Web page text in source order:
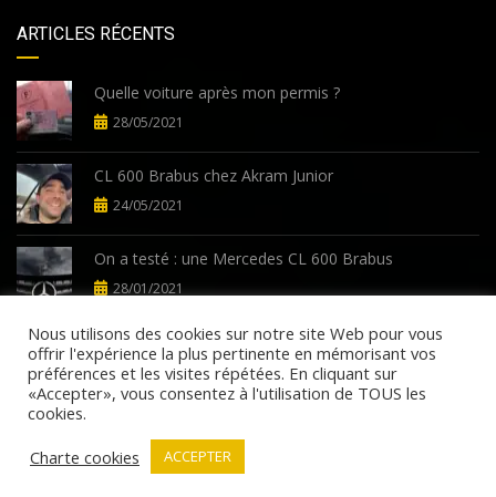
ARTICLES RÉCENTS
Quelle voiture après mon permis ?
28/05/2021
CL 600 Brabus chez Akram Junior
24/05/2021
On a testé : une Mercedes CL 600 Brabus
28/01/2021
Politique de confidentialité
Nous contacter
Nous utilisons des cookies sur notre site Web pour vous
offrir l'expérience la plus pertinente en mémorisant vos
préférences et les visites répétées. En cliquant sur
«Accepter», vous consentez à l'utilisation de TOUS les
cookies.
Charte cookies
ACCEPTER